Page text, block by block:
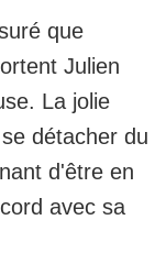
que
Julien
La jolie
détacher du
d'être en
avec sa